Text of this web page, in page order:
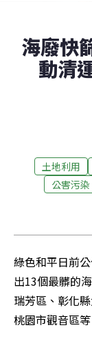
海廢快
動清
土地利用
公害污染
綠色和平日前
出13個最髒的
瑞芳區、彰化
桃園市觀音區